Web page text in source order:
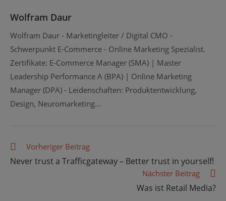
Wolfram Daur
Wolfram Daur - Marketingleiter / Digital CMO -
Schwerpunkt E-Commerce - Online Marketing Spezialist.
Zertifikate: E-Commerce Manager (SMA) | Master
Leadership Performance A (BPA) | Online Marketing
Manager (DPA) - Leidenschaften: Produktentwicklung,
Design, Neuromarketing...
Weitere
ansehen
Vorheriger Beitrag
Never trust a Trafficgateway – Better trust in yourself!
Nächster Beitrag
Was ist Retail Media?